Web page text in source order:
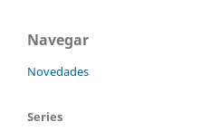
Navegar
Novedades
Series